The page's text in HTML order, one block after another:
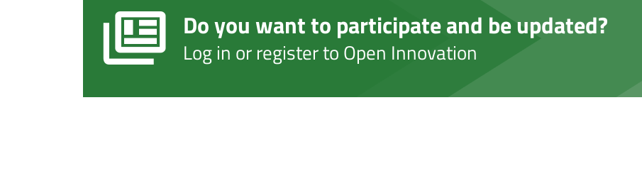
Do you want to participate and be updated?
Log in or register to Open Innovation